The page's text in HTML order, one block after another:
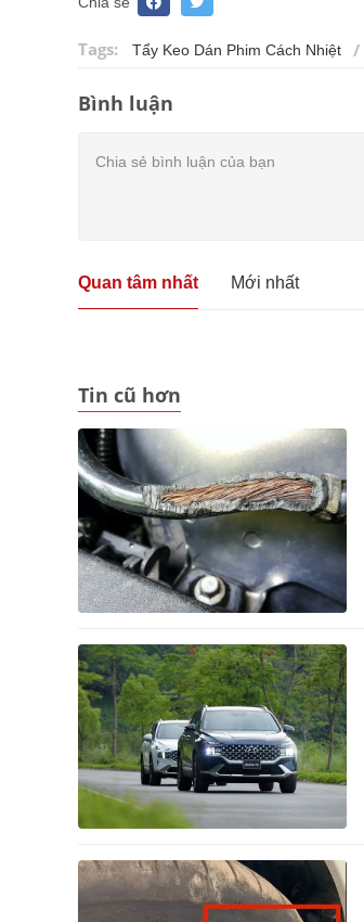
Tags: Tẩy Keo Dán Phim Cách Nhiệt
Bình luận
Quan tâm nhất Mới nhất
Tin cũ hơn